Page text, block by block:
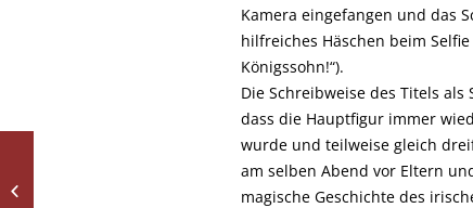
Kamera eingefangen und das
hilfreiches Häschen beim
Königssohn!“).
Die Schreibweise des Titels
dass die Hauptfigur immer
wurde und teilweise gleich
am selben Abend vor Eltern
magische Geschichte des